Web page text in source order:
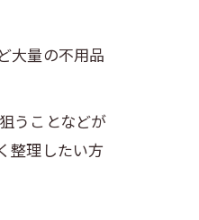
大量の不用品
うことなどが
整理したい方